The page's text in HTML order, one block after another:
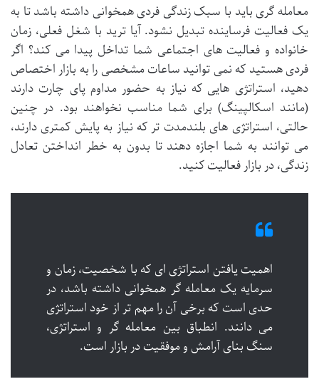
معامله گری باید با سبک زندگی فردی همخوانی داشته باشد تا به
یک فعالیت فرساینده تبدیل نشود. آیا ترید با شغل فعلی، زمان
خانواده و فعالیت های اجتماعی شما تداخل پیدا می کند؟ اگر
فردی هستید که نمی توانید ساعات مشخصی را به بازار اختصاص
دهید، استراتژی هایی که نیاز به حضور مداوم پای چارت دارند
(مانند اسکالپینگ) برای شما مناسب نخواهند بود. در چنین
حالتی، استراتژی های بلندمدت تر که نیاز به پایش کمتری دارند،
می توانند به شما اجازه دهند تا بدون به خطر انداختن تعادل
زندگی، در بازار فعالیت کنید.
اهمیت یافتن استراتژی ای که با شخصیت، زمان و
سرمایه یک معامله گر همخوانی داشته باشد، در
حدی است که برخی آن را مهم تر از خود استراتژی
می دانند. انطباق بین معامله گر و استراتژی،
سنگ بنای آرامش و موفقیت در بازار است.